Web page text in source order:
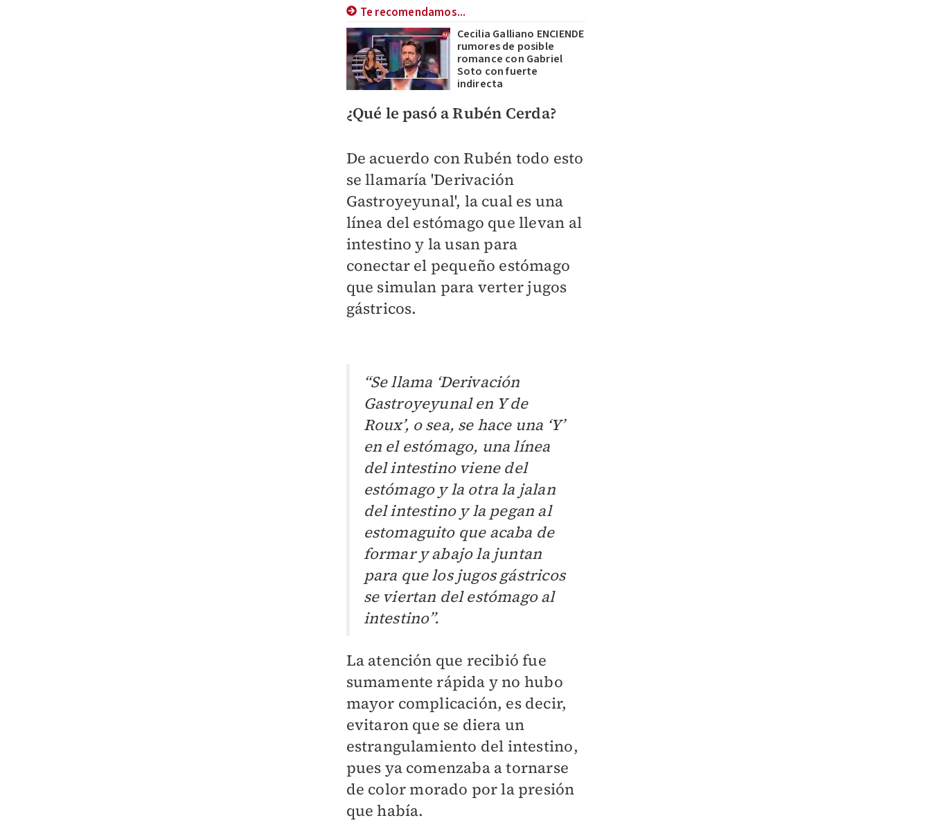
Te recomendamos...
Cecilia Galliano ENCIENDE
rumores de posible
romance con Gabriel
Soto con fuerte
indirecta
¿Qué le pasó a Rubén Cerda?
De acuerdo con Rubén todo esto
se llamaría 'Derivación
Gastroyeyunal', la cual es una
línea del estómago que llevan al
intestino y la usan para
conectar el pequeño estómago
que simulan para verter jugos
gástricos.
“Se llama ‘Derivación
Gastroyeyunal en Y de
Roux’, o sea, se hace una ‘Y’
en el estómago, una línea
del intestino viene del
estómago y la otra la jalan
del intestino y la pegan al
estomaguito que acaba de
formar y abajo la juntan
para que los jugos gástricos
se viertan del estómago al
intestino”.
La atención que recibió fue
sumamente rápida y no hubo
mayor complicación, es decir,
evitaron que se diera un
estrangulamiento del intestino,
pues ya comenzaba a tornarse
de color morado por la presión
que había.